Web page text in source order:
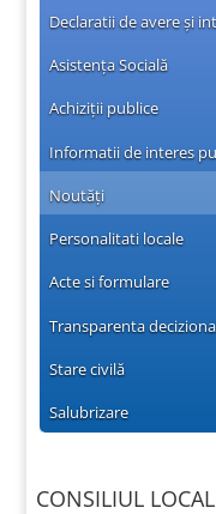
Declaratii de avere și
Asistența Socială
Achiziții publice
Informatii de interes
Noutăți
Personalitati locale
Acte si formulare
Transparenta
Stare civilă
Salubrizare
CONSILIUL LOCAL